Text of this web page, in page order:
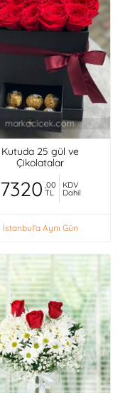
Kutuda 25 gül ve
Çikolatalar
7320 ,00
TL
KDV
Dahil
İstanbul'a Aynı Gün